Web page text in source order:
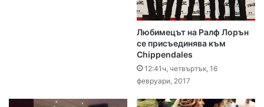
Любимецът на Ралф Лорън
се присъединява към
Chippendales
12:41ч, четвъртък, 16
февруари, 2017